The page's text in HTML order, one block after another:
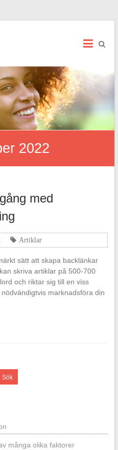
2022
med
Artiklar
sätt att skapa backlänkar
skriva artiklar på 500-700
och riktar sig till en viss
marknadsföra din
Sök
många olika faktorer